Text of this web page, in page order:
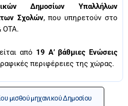
Δημοσίων Υπαλλήλων
Σχολών, που υπηρετούν στο
ΟΤΑ.
από 19 Α’ βάθμιες Ενώσεις
περιφέρειες της χώρας.
μισθού μηχανικού Δημοσίου